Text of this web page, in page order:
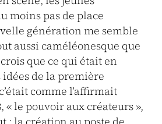
moins pas de place
génération me semble
aussi caméléonesque que
que ce qui était en
de la première
comme l’affirmait
« le pouvoir aux créateurs »,